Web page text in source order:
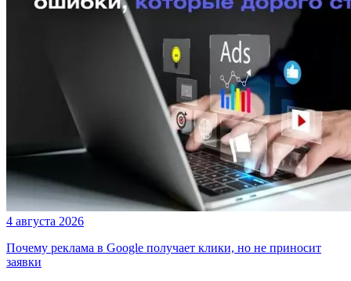
4 августа 2026
Почему реклама в Google получает клики, но не приносит
заявки